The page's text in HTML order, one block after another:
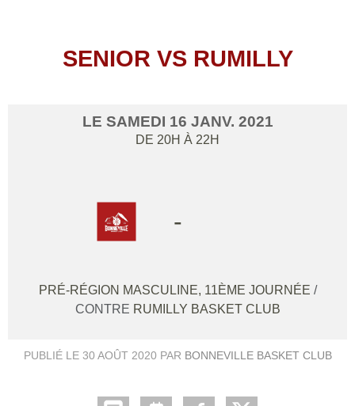
SENIOR VS RUMILLY
LE SAMEDI 16 JANV. 2021
DE 20H À 22H
-
PRÉ-RÉGION MASCULINE, 11ÈME JOURNÉE /
CONTRE RUMILLY BASKET CLUB
PUBLIÉ LE 30 AOÛT 2020 PAR BONNEVILLE BASKET CLUB